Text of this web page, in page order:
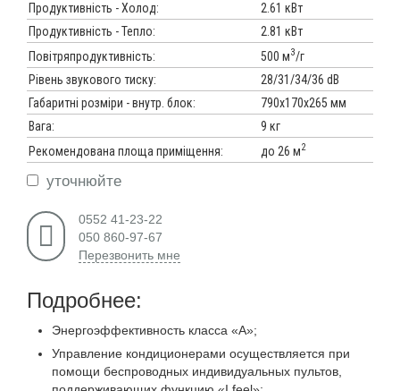
Продуктивність - Холод:
2.61 кВт
Продуктивність - Тепло:
2.81 кВт
Повітряпродуктивність:
500 м3/г
Рівень звукового тиску:
28/31/34/36 dB
Габаритні розміри - внутр. блок:
790х170х265 мм
Вага:
9 кг
Рекомендована площа приміщення:
до 26 м2
уточнюйте
0552 41-23-22
050 860-97-67
Перезвонить мне
Подробнее:
Энергоэффективность класса «А»;
Управление кондиционерами осуществляется при
помощи беспроводных индивидуальных пультов,